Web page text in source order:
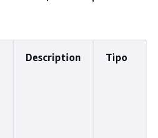
Description Tipo